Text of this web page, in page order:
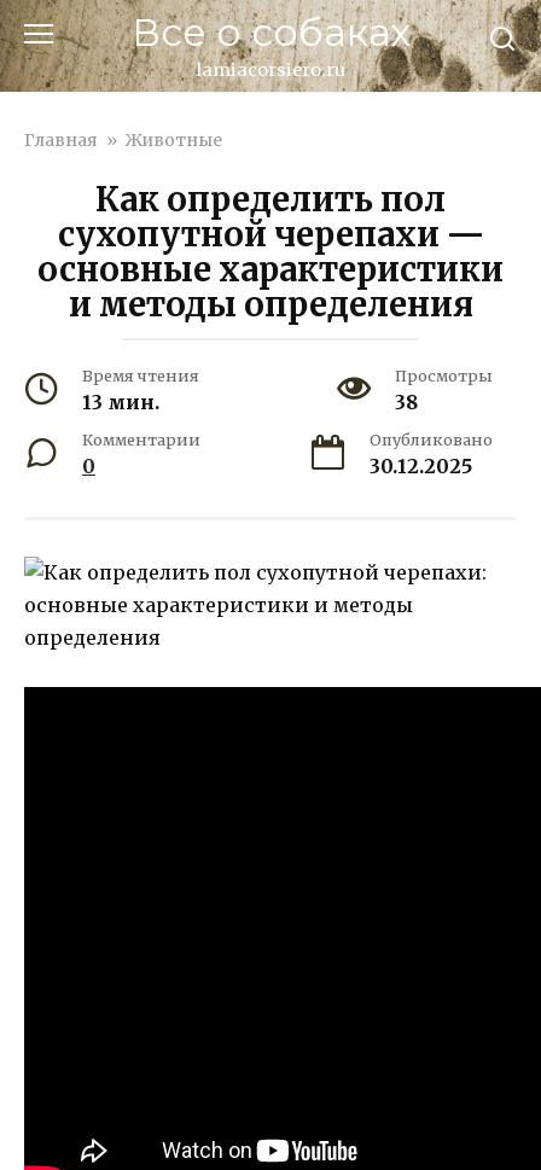
Перейти
к
контенту
Все о собаках
lamiacorsiero.ru
Главная » Животные
Как определить пол
сухопутной черепахи —
основные характеристики
и методы определения
Время чтения
13 мин.
Просмотры
38
Комментарии
0
Опубликовано
30.12.2025